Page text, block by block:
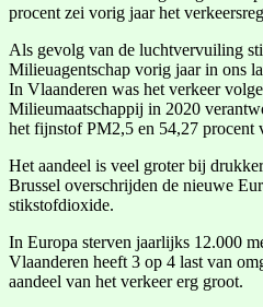
procent zei vorig jaar het
Als gevolg van de luchtvervuiling
Milieuagentschap vorig jaar in ons
In Vlaanderen was het verkeer
Milieumaatschappij in 2020
het fijnstof PM2,5 en 54,27 procent
Het aandeel is veel groter bij
Brussel overschrijden de nieuwe
stikstofdioxide.
In Europa sterven jaarlijks 12.000
Vlaanderen heeft 3 op 4 last van
aandeel van het verkeer erg groot.